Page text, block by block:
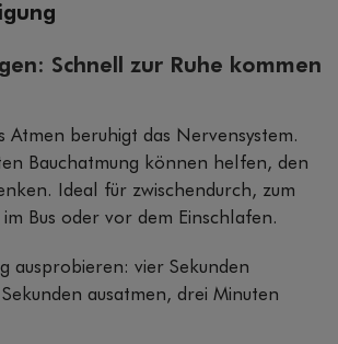
Schnell zur Ruhe kommen
Atmen beruhigt das Nervensystem.
Bauchatmung können helfen, den
Ideal für zwischendurch, zum
im Bus oder vor dem Einschlafen.
ausprobieren: vier Sekunden
ausatmen, drei Minuten